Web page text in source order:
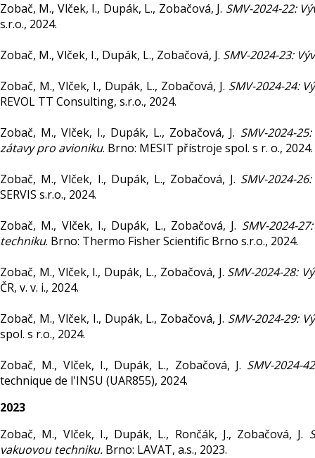
Zobač, M., Vlček, I., Dupák, L., Zobačová, J. SMV-2024-22:
s.r.o., 2024.
Zobač, M., Vlček, I., Dupák, L., Zobačová, J. SMV-2024-23:
Zobač, M., Vlček, I., Dupák, L., Zobačová, J. SMV-2024-24:
REVOL TT Consulting, s.r.o., 2024.
Zobač, M., Vlček, I., Dupák, L., Zobačová, J. SMV-2024-
zátavy pro avioniku. Brno: MESIT přístroje spol. s r. o., 2024.
Zobač, M., Vlček, I., Dupák, L., Zobačová, J. SMV-2024-
SERVIS s.r.o., 2024.
Zobač, M., Vlček, I., Dupák, L., Zobačová, J. SMV-2024-
techniku. Brno: Thermo Fisher Scientific Brno s.r.o., 2024.
Zobač, M., Vlček, I., Dupák, L., Zobačová, J. SMV-2024-28:
ČR, v. v. i., 2024.
Zobač, M., Vlček, I., Dupák, L., Zobačová, J. SMV-2024-29:
spol. s r.o., 2024.
Zobač, M., Vlček, I., Dupák, L., Zobačová, J. SMV-2024-
technique de l'INSU (UAR855), 2024.
2023
Zobač, M., Vlček, I., Dupák, L., Rončák, J., Zobačová, J.
vakuovou techniku. Brno: LAVAT, a.s., 2023.